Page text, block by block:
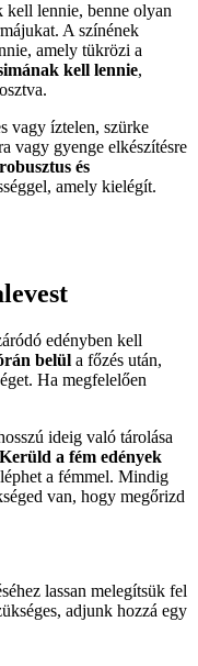
kell lennie, benne olyan
A színének
amely tükrözi a
kell lennie,
vagy íztelen, szürke
vagy gyenge elkészítésre
és
amely kielégít.
edényben kell
belül a főzés után,
Ha megfelelően
ideig való tárolása
Kerüld a fém edények
a fémmel. Mindig
van, hogy megőrizd
lassan melegítsük fel
adjunk hozzá egy